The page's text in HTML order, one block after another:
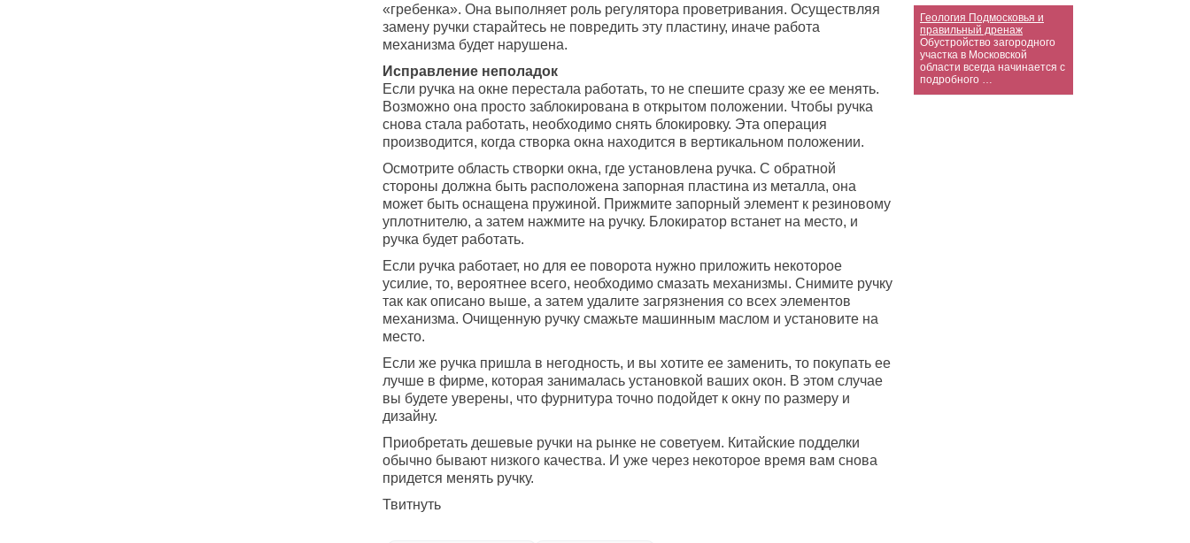
Геология Подмосковья и
правильный дренаж
Обустройство загородного
участка в Московской
области всегда начинается с
подробного …
«гребенка». Она выполняет роль регулятора проветривания. Осуществляя
замену ручки старайтесь не повредить эту пластину, иначе работа
механизма будет нарушена.
Исправление неполадок
Если ручка на окне перестала работать, то не спешите сразу же ее менять.
Возможно она просто заблокирована в открытом положении. Чтобы ручка
снова стала работать, необходимо снять блокировку. Эта операция
производится, когда створка окна находится в вертикальном положении.
Осмотрите область створки окна, где установлена ручка. С обратной
стороны должна быть расположена запорная пластина из металла, она
может быть оснащена пружиной. Прижмите запорный элемент к резиновому
уплотнителю, а затем нажмите на ручку. Блокиратор встанет на место, и
ручка будет работать.
Если ручка работает, но для ее поворота нужно приложить некоторое
усилие, то, вероятнее всего, необходимо смазать механизмы. Снимите ручку
так как описано выше, а затем удалите загрязнения со всех элементов
механизма. Очищенную ручку смажьте машинным маслом и установите на
место.
Если же ручка пришла в негодность, и вы хотите ее заменить, то покупать ее
лучше в фирме, которая занималась установкой ваших окон. В этом случае
вы будете уверены, что фурнитура точно подойдет к окну по размеру и
дизайну.
Приобретать дешевые ручки на рынке не советуем. Китайские подделки
обычно бывают низкого качества. И уже через некоторое время вам снова
придется менять ручку.
Твитнуть